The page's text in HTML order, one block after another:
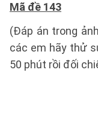
Mã đề 143
(Đáp án trong
các em hãy thử
50 phút rồi đối